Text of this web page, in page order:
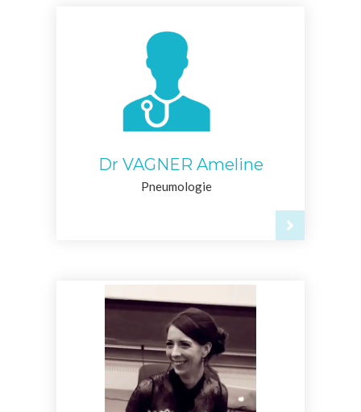
Dr VAGNER Ameline
Pneumologie